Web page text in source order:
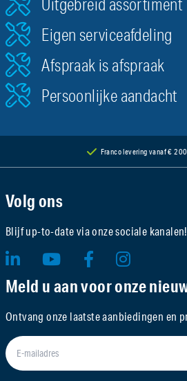
Eigen serviceafdeling
Afspraak is afspraak
Persoonlijke aandacht
Franco levering vanaf €
Volg ons
Blijf up-to-date via onze sociale kanalen!
Meld u aan voor onze
Ontvang onze laatste aanbiedingen en